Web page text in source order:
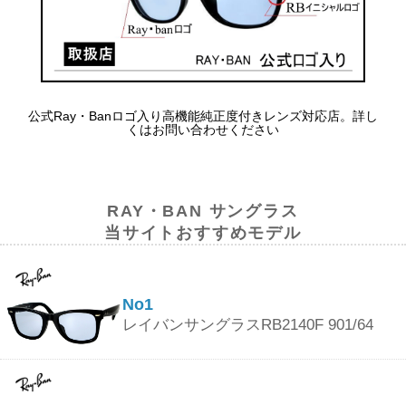
公式Ray・Banロゴ入り高機能純正度付きレンズ対応店。詳し
くはお問い合わせください
RAY・BAN サングラス
当サイトおすすめモデル
No1
レイバンサングラスRB2140F 901/64